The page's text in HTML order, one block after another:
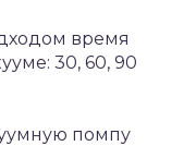
время
30, 60, 90
помпу